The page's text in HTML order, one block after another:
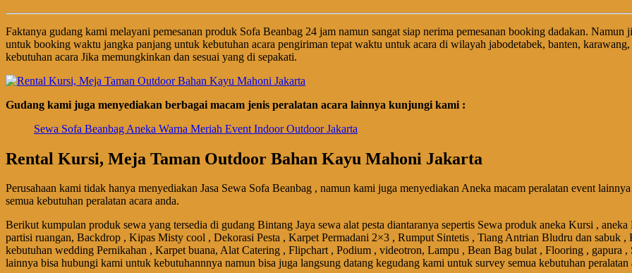
Faktanya gudang kami melayani pemesanan produk Sofa Beanbag 24 jam namun sangat siap nerima pemesanan booking dadakan.
untuk booking waktu jangka panjang untuk kebutuhan acara pengiriman tepat waktu untuk acara di wilayah jabodetabek, banten,
kebutuhan acara Jika memungkinkan dan sesuai yang di sepakati.
Gudang kami juga menyediakan berbagai macam jenis peralatan acara lainnya kunjungi kami :
Sewa Sofa Beanbag Aneka Warna Meriah Event Indoor Outdoor Jakarta
Rental Kursi, Meja Taman Outdoor Bahan Kayu Mahoni Jakarta
Perusahaan kami tidak hanya menyediakan Jasa Sewa Sofa Beanbag , namun kami juga menyediakan Aneka macam peralatan event
semua kebutuhan peralatan acara anda.
Berikut kumpulan produk sewa yang tersedia di gudang Bintang Jaya sewa alat pesta diantaranya sepertis Sewa produk aneka Kursi ,
partisi ruangan, Backdrop , Kipas Misty cool , Dekorasi Pesta , Karpet Permadani 2×3 , Rumput Sintetis , Tiang Antrian Bludru dan sabuk
kebutuhan wedding Pernikahan , Karpet buana, Alat Catering , Flipchart , Podium , videotron, Lampu , Bean Bag bulat , Flooring , gapura ,
lainnya bisa hubungi kami untuk kebutuhannnya namun bisa juga langsung datang kegudang kami untuk survey semua kebutuhan peralatan